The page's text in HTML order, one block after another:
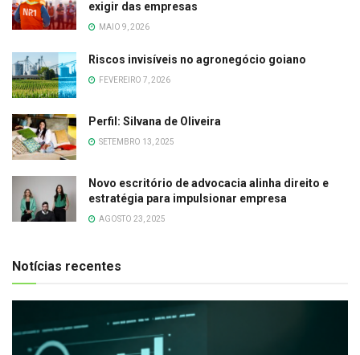
exigir das empresas
MAIO 9, 2026
Riscos invisíveis no agronegócio goiano
FEVEREIRO 7, 2026
Perfil: Silvana de Oliveira
SETEMBRO 13, 2025
Novo escritório de advocacia alinha direito e
estratégia para impulsionar empresa
AGOSTO 23, 2025
Notícias recentes